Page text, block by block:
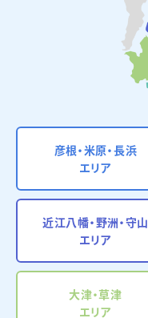
彦根・米原・長浜
エリア
近江八幡・野洲・守山
エリア
大津・草津
エリア